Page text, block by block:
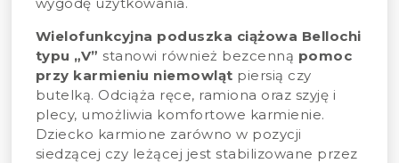
Wielofunkcyjna poduszka ciążowa Bellochi
typu „V” stanowi również bezcenną pomoc
przy karmieniu niemowląt piersią czy
butelką. Odciąża ręce, ramiona oraz szyję i
plecy, umożliwia komfortowe karmienie.
Dziecko karmione zarówno w pozycji
siedzącej czy leżącej jest stabilizowane przez